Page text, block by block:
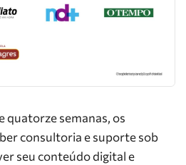
quatorze semanas, os
consultoria e suporte sob
seu conteúdo digital e